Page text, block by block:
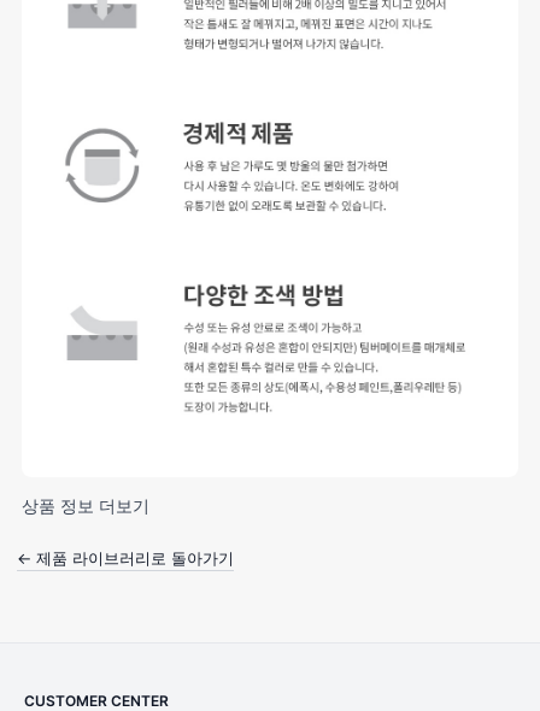
상품 정보 더보기
← 제품 라이브러리로 돌아가기
CUSTOMER CENTER